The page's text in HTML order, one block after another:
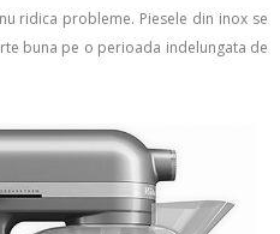
ridica probleme. Piesele din inox se
buna pe o perioada indelungata de